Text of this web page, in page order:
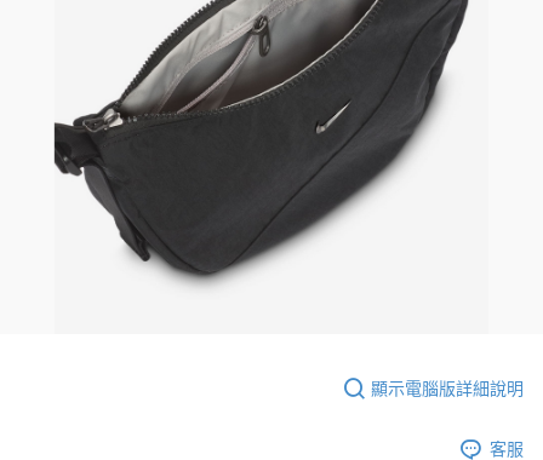
顯示電腦版詳細說明
客服